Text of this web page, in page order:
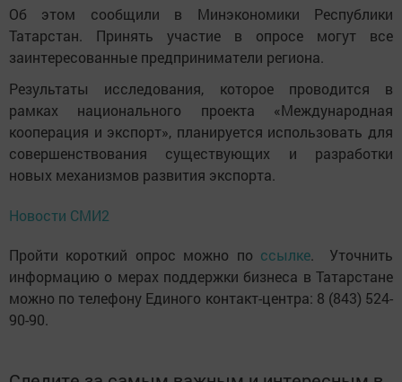
Об этом сообщили в Минэкономики Республики
Татарстан. Принять участие в опросе могут все
заинтересованные предприниматели региона.
Результаты исследования, которое проводится в
рамках национального проекта «Международная
кооперация и экспорт», планируется использовать для
совершенствования существующих и разработки
новых механизмов развития экспорта.
Новости СМИ2
Пройти короткий опрос можно по ссылке. Уточнить
информацию о мерах поддержки бизнеса в Татарстане
можно по телефону Единого контакт-центра: 8 (843) 524-
90-90.